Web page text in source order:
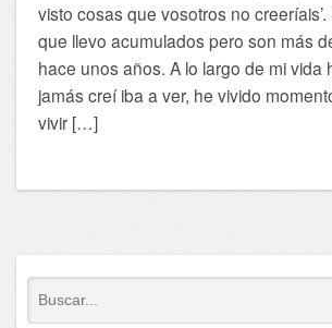
visto cosas que vosotros no
que llevo acumulados pero son más
hace unos años. A lo largo de mi vida
jamás creí iba a ver, he vivido
vivir […]